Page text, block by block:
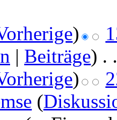
)
| Beiträge) . .
)
(